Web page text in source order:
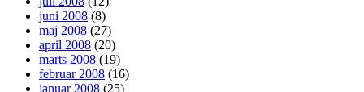
juni 2008 (8)
maj 2008 (27)
april 2008 (20)
marts 2008 (19)
februar 2008 (16)
januar 2008 (25)